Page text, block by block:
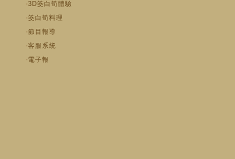
‧3D筊白筍體驗
‧筊白筍料理
‧節目報導
‧客服系統
‧電子報